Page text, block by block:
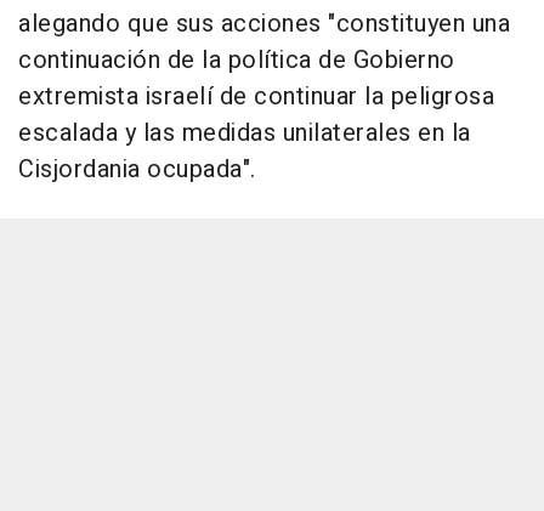
alegando que sus acciones "constituyen una
continuación de la política de Gobierno
extremista israelí de continuar la peligrosa
escalada y las medidas unilaterales en la
Cisjordania ocupada".